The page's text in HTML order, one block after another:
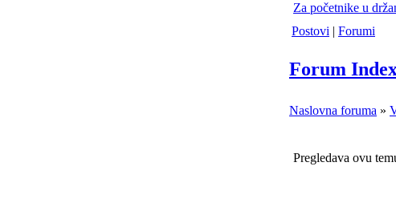
Za početnike u
Postovi | Forumi
Forum
Naslovna foruma »
Pregledava ovu